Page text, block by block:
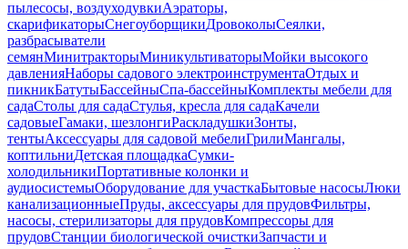
пылесосы, воздуходувкиАэраторы,
скарификаторыСнегоуборщикиДровоколыСеялки,
разбрасыватели
семянМинитракторыМиникультиваторыМойки высокого
давленияНаборы садового электроинструментаОтдых и
пикникБатутыБассейныСпа-бассейныКомплекты мебели для
садаСтолы для садаСтулья, кресла для садаКачели
садовыеГамаки, шезлонгиРаскладушкиЗонты,
тентыАксессуары для садовой мебелиГрилиМангалы,
коптильниДетская площадкаСумки-
холодильникиПортативные колонки и
аудиосистемыОборудование для участкаБытовые насосыЛюки
канализационныеПруды, аксессуары для прудовФильтры,
насосы, стерилизаторы для прудовКомпрессоры для
прудовСтанции биологической очисткиЗапчасти и